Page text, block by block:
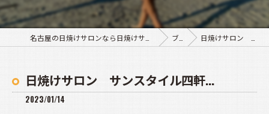
ブログ 日焼けサロン サンスタイル四軒...
日焼けサロン サンスタイル四軒...
2023/01/14